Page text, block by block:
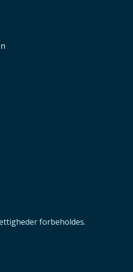
forbeholdes.